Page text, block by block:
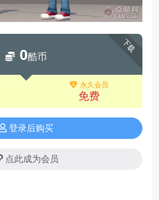
下载
0酷币
永久会员
免费
登录后购买
点此成为会员